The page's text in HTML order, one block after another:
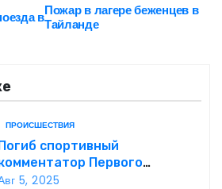
Пожар в лагере беженцев в
Тайланде
в
ПРОИСШЕСТВИЯ
спортивный
Первого
Гришин
5, 2025